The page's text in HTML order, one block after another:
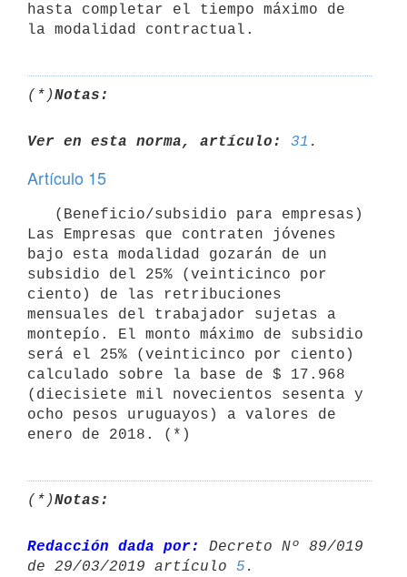
hasta completar el tiempo máximo de
(*)Notas:
Ver en esta norma, artículo: 31
Artículo 15
Las Empresas que contraten jóvenes
bajo esta modalidad gozarán de un
subsidio del 25% (veinticinco por
ciento) de las retribuciones
mensuales del trabajador sujetas a
montepío. El monto máximo de subsidio
será el 25% (veinticinco por ciento)
calculado sobre la base de $ 17.968
(diecisiete mil novecientos sesenta y
ocho pesos uruguayos) a valores de
enero de 2018. (*)
(*)Notas:
Redacción dada por:
Decreto Nº 89/019
de 29/03/2019 artículo 5